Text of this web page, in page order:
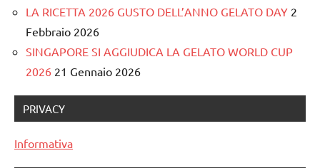
LA RICETTA 2026 GUSTO DELL’ANNO GELATO DAY 2
Febbraio 2026
SINGAPORE SI AGGIUDICA LA GELATO WORLD CUP
2026 21 Gennaio 2026
PRIVACY
Informativa